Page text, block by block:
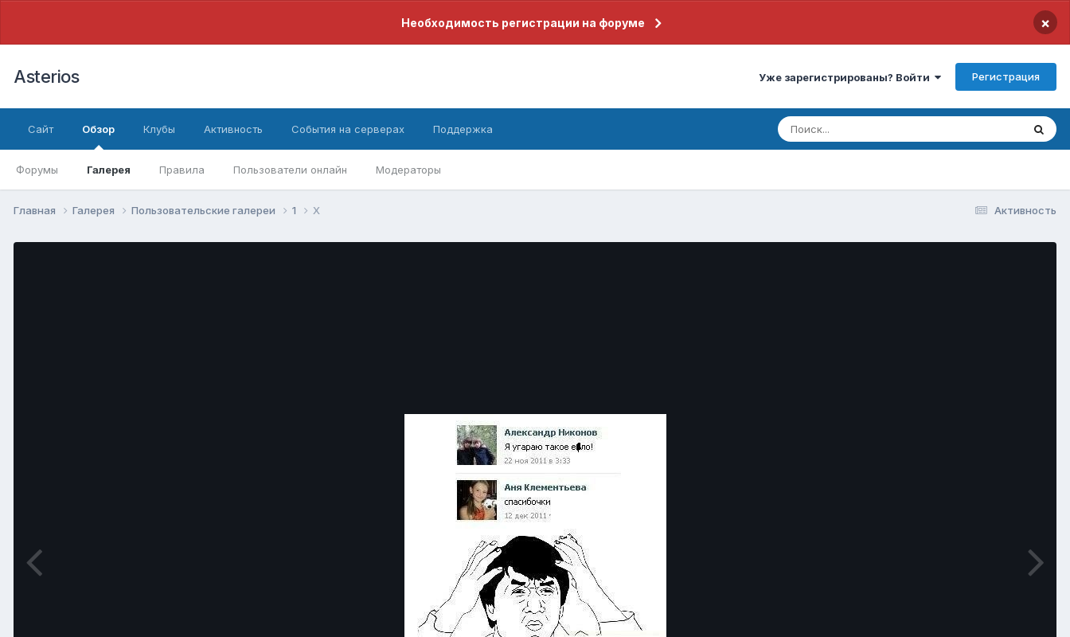
Необходимость регистрации на форуме ×
Asterios Уже зарегистрированы? Войти Регистрация
Сайт Обзор
Форумы Галерея Правила Пользователи онлайн Модераторы
Клубы Активность События на серверах Поддержка
Активность
Главная Галерея Пользовательские галереи 1 X